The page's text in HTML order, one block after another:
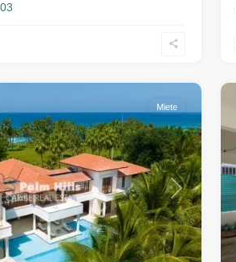
Weiter
Miete